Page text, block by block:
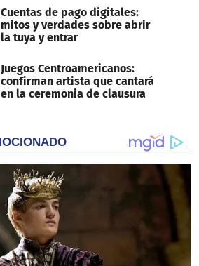
Cuentas de pago digitales:
mitos y verdades sobre abrir
la tuya y entrar
Juegos Centroamericanos:
confirman artista que cantará
en la ceremonia de clausura